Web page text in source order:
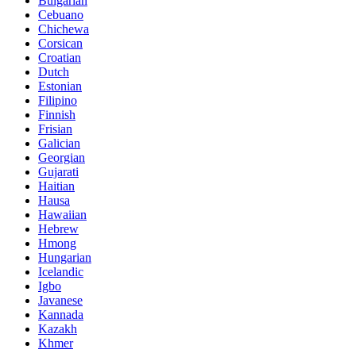
Cebuano
Chichewa
Corsican
Croatian
Dutch
Estonian
Filipino
Finnish
Frisian
Galician
Georgian
Gujarati
Haitian
Hausa
Hawaiian
Hebrew
Hmong
Hungarian
Icelandic
Igbo
Javanese
Kannada
Kazakh
Khmer